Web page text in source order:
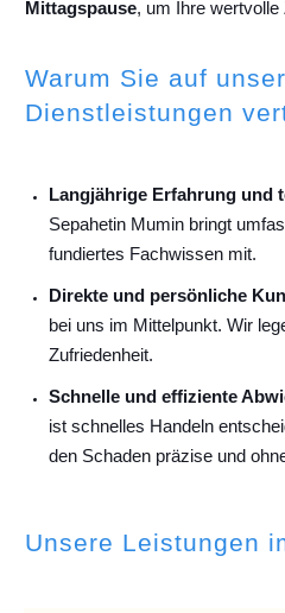
Mittagspause, um Ihre
Warum Sie auf
Dienstleistungen
Langjährige Erfahrung und
Sepahetin Mumin bringt
fundiertes Fachwissen mit.
Direkte und persönliche
bei uns im Mittelpunkt. Wir
Zufriedenheit.
Schnelle und effiziente
ist schnelles Handeln
den Schaden präzise und
Unsere Leistungen